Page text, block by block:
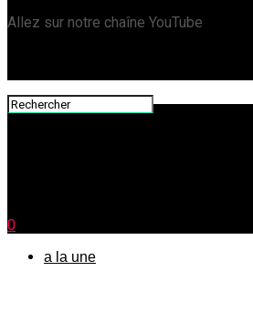
Allez sur notre chaîne YouTube
0
a la une